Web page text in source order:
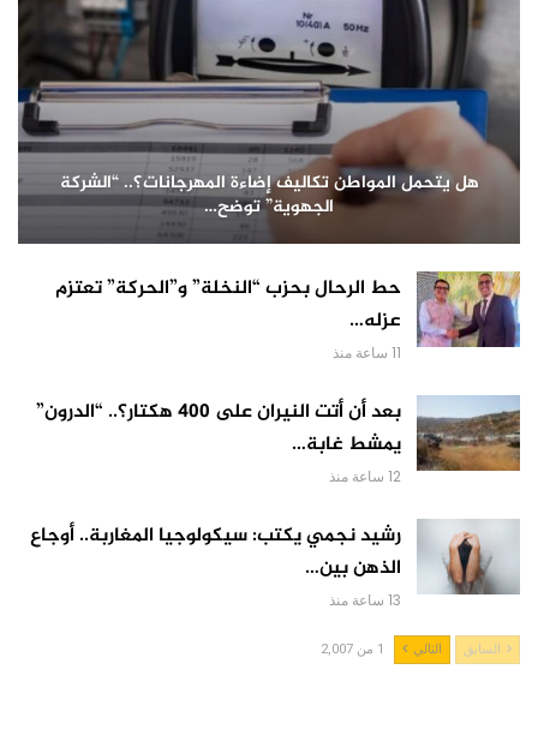
هل يتحمل المواطن تكاليف إضاءة المهرجانات؟.. “الشركة
الجهوية” توضح…
حط الرحال بحزب “النخلة” و”الحركة” تعتزم
عزله…
11 ساعة منذ
بعد أن أتت النيران على 400 هكتار؟.. “الدرون”
يمشط غابة…
12 ساعة منذ
رشيد نجمي يكتب: سيكولوجيا المغاربة.. أوجاع
الذهن بين…
13 ساعة منذ
السابق التالي 1 من 2,007